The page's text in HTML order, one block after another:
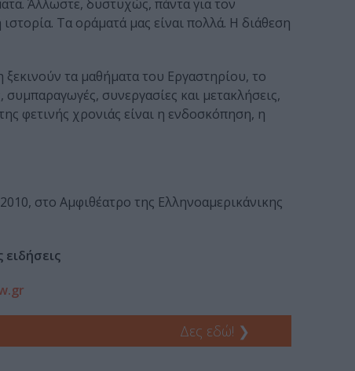
Άλλωστε, δυστυχώς, πάντα για τον
Τα οράματά μας είναι πολλά. Η διάθεση
τα μαθήματα του Εργαστηρίου, το
συνεργασίες και μετακλήσεις,
φετινής χρονιάς είναι η ενδοσκόπηση, η
στο Αμφιθέατρο της Ελληνοαμερικάνικης
Δες εδώ! ❯